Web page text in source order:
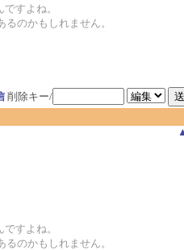
すよね。
のかもしれません。
削除キー/
すよね。
のかもしれません。